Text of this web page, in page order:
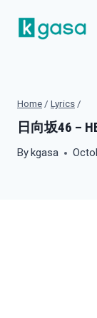
content
Home / Lyrics /
日向坂46 –
Bykgasa